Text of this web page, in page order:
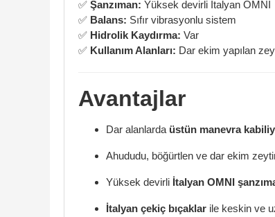
✅ Şanzıman: Yüksek devirli İtalyan OMNI
✅ Balans: Sıfır vibrasyonlu sistem
✅ Hidrolik Kaydırma: Var
✅ Kullanım Alanları: Dar ekim yapılan
Avantajlar
Dar alanlarda üstün manevra
Ahududu, böğürtlen ve dar ekim
Yüksek devirli İtalyan OMNI
İtalyan çekiç bıçaklar ile keskin ve